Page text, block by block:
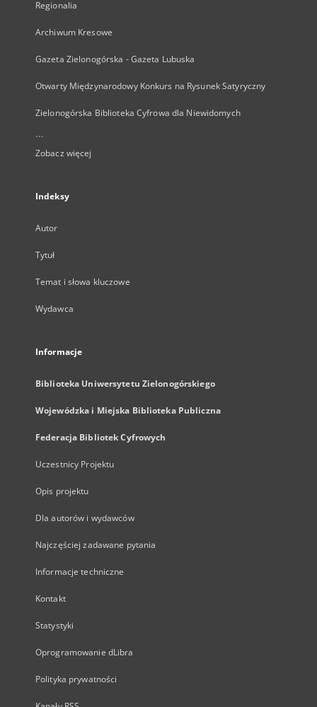
Regionalia
Archiwum Kresowe
Gazeta Zielonogórska - Gazeta Lubuska
Otwarty Międzynarodowy Konkurs na Rysunek Satyryczny
Zielonogórska Biblioteka Cyfrowa dla Niewidomych
...
Zobacz więcej
Indeksy
Autor
Tytuł
Temat i słowa kluczowe
Wydawca
Informacje
Biblioteka Uniwersytetu Zielonogórskiego
Wojewódzka i Miejska Biblioteka Publiczna
Federacja Bibliotek Cyfrowych
Uczestnicy Projektu
Opis projektu
Dla autorów i wydawców
Najczęściej zadawane pytania
Informacje techniczne
Kontakt
Statystyki
Oprogramowanie dLibra
Polityka prywatności